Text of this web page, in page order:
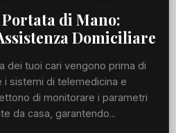
Viabilità
Utilità
Meteo
di Mano:
Domiciliare
dei tuoi cari vengono prima di
i sistemi di telemedicina e
di monitorare i parametri
da casa, garantendo...